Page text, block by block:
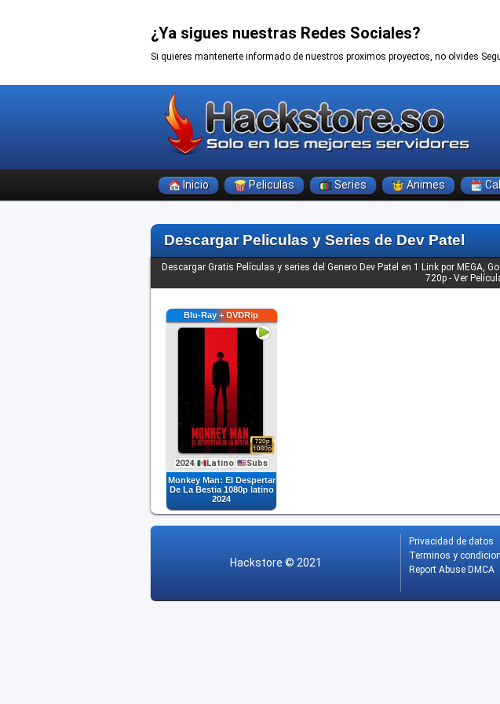
¿Ya sigues nuestras Redes Sociales?
Si quieres mantenerte informado de nuestros proximos proyectos, no olvides
Inicio Peliculas Series Animes
Descargar Peliculas y Series de Dev Patel
Descargar Gratis Películas y series del Genero Dev Patel en 1 Link por MEGA,
720p - Ver
2024 Latino Subs
Monkey Man: El Despertar
De La Bestia 1080p latino
2024
Hackstore © 2021
Privacidad de datos
Terminos y
Report Abuse DMCA